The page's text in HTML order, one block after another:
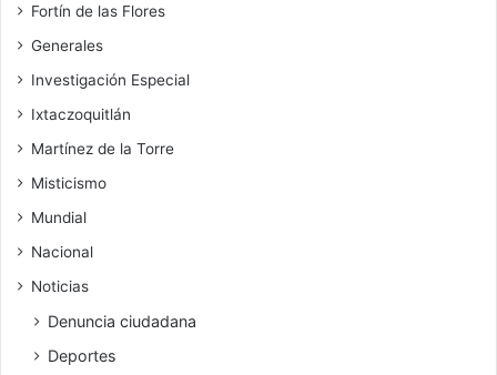
Fortín de las Flores
Generales
Investigación Especial
Ixtaczoquitlán
Martínez de la Torre
Misticismo
Mundial
Nacional
Noticias
Denuncia ciudadana
Deportes